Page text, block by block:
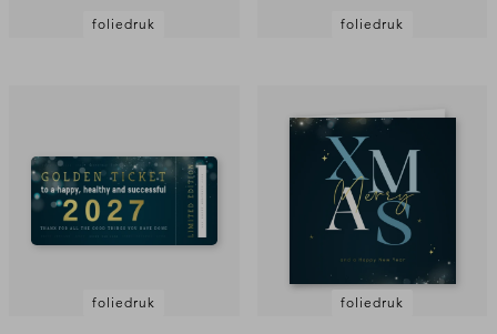
foliedruk foliedruk
foliedruk foliedruk